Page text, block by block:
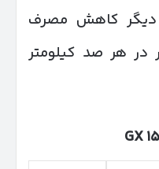
دیگر کاهش مصرف
۶.۹۶ به ۶.۸۷ لیتر در هر صد کیلومتر